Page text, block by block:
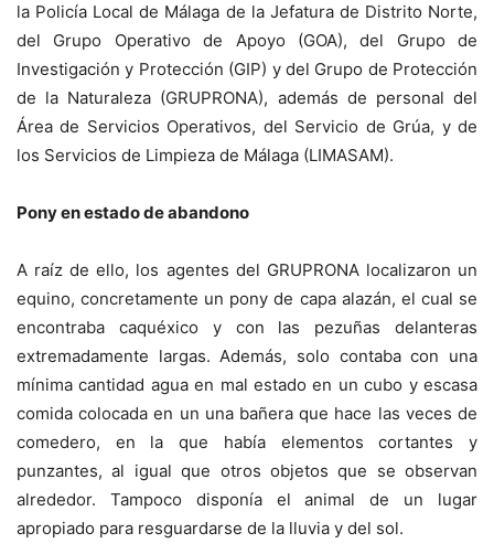
la Policía Local de Málaga de la Jefatura de Distrito Norte,
del Grupo Operativo de Apoyo (GOA), del Grupo de
Investigación y Protección (GIP) y del Grupo de Protección
de la Naturaleza (GRUPRONA), además de personal del
Área de Servicios Operativos, del Servicio de Grúa, y de
los Servicios de Limpieza de Málaga (LIMASAM).
Pony en estado de abandono
A raíz de ello, los agentes del GRUPRONA localizaron un
equino, concretamente un pony de capa alazán, el cual se
encontraba caquéxico y con las pezuñas delanteras
extremadamente largas. Además, solo contaba con una
mínima cantidad agua en mal estado en un cubo y escasa
comida colocada en un una bañera que hace las veces de
comedero, en la que había elementos cortantes y
punzantes, al igual que otros objetos que se observan
alrededor. Tampoco disponía el animal de un lugar
apropiado para resguardarse de la lluvia y del sol.